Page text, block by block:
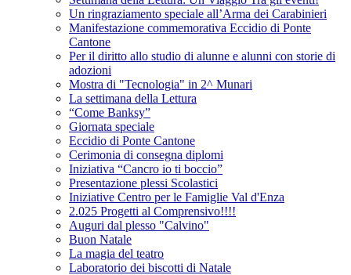
Un ringraziamento speciale all’Arma dei Carabinieri
Manifestazione commemorativa Eccidio di Ponte
Cantone
Per il diritto allo studio di alunne e alunni con storie di
adozioni
Mostra di "Tecnologia" in 2^ Munari
La settimana della Lettura
“Come Banksy”
Giornata speciale
Eccidio di Ponte Cantone
Cerimonia di consegna diplomi
Iniziativa “Cancro io ti boccio”
Presentazione plessi Scolastici
Iniziative Centro per le Famiglie Val d'Enza
2.025 Progetti al Comprensivo!!!!
Auguri dal plesso "Calvino"
Buon Natale
La magia del teatro
Laboratorio dei biscotti di Natale